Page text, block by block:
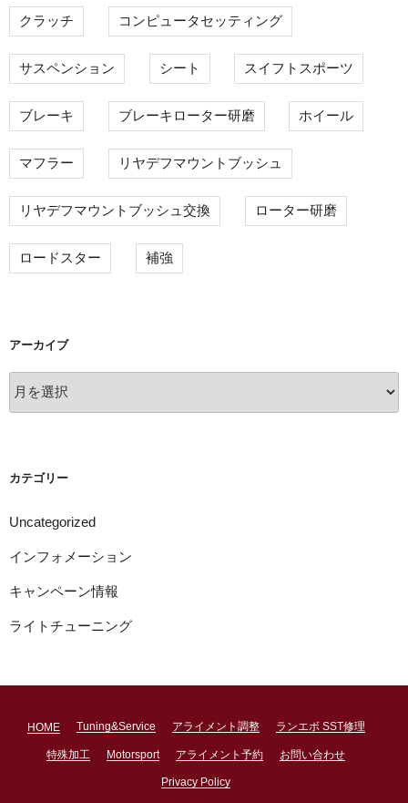
クラッチ コンピュータセッティング
サスペンション シート スイフトスポーツ
ブレーキ ブレーキローター研磨 ホイール
マフラー リヤデフマウントブッシュ
リヤデフマウントブッシュ交換 ローター研磨
ロードスター 補強
アーカイブ
ー
カテゴリー
Uncategorized
インフォメーション
キャンペーン情報
ライトチューニング
HOME Tuning&Service アライメント調整 ランエボ SST修理
特殊加工 Motorsport アライメント予約 お問い合わせ
Privacy Policy